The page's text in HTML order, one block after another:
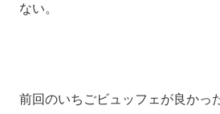
ない。
前回のいちごビュッフェが良かっ